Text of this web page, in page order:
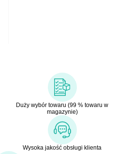
Duży wybór towaru (99 % towaru w
magazynie)
Wysoka jakość obsługi klienta